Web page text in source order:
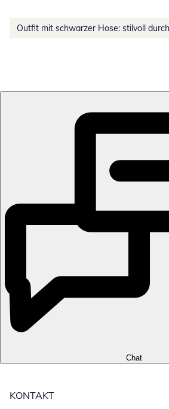
Outfit mit schwarzer Hose: stilvoll
Chat
KONTAKT